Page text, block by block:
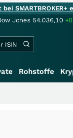
Jones 54.036,10
Rohstoffe